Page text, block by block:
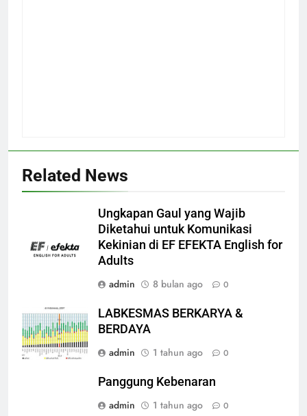
Related News
Ungkapan Gaul yang Wajib
Diketahui untuk Komunikasi
Kekinian di EF EFEKTA English for
Adults
admin
8 bulan ago 0
LABKESMAS BERKARYA &
BERDAYA
admin
1 tahun ago 0
Panggung Kebenaran
admin
1 tahun ago 0